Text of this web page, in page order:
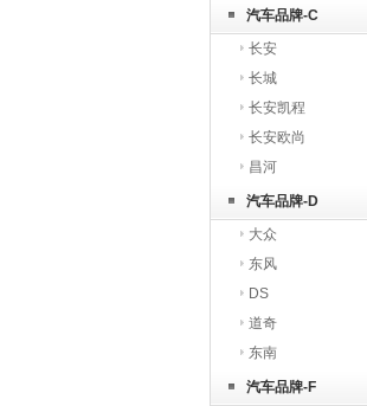
汽车品牌-C
长安
长城
长安凯程
长安欧尚
昌河
汽车品牌-D
大众
东风
DS
道奇
东南
汽车品牌-F